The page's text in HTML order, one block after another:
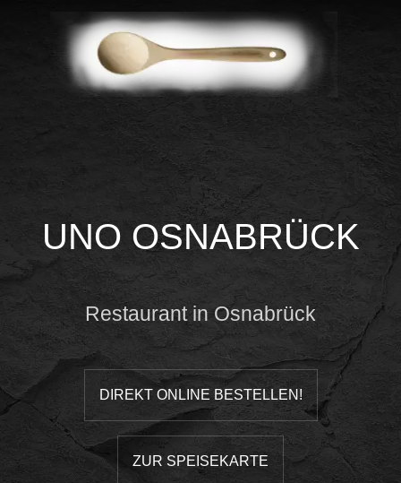
UNO OSNABRÜCK
Restaurant in Osnabrück
DIREKT ONLINE BESTELLEN!
ZUR SPEISEKARTE